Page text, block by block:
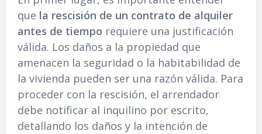
que la rescisión de un contrato de alquiler
antes de tiempo requiere una justificación
válida. Los daños a la propiedad que
amenacen la seguridad o la habitabilidad de
la vivienda pueden ser una razón válida. Para
proceder con la rescisión, el arrendador
debe notificar al inquilino por escrito,
detallando los daños y la intención de